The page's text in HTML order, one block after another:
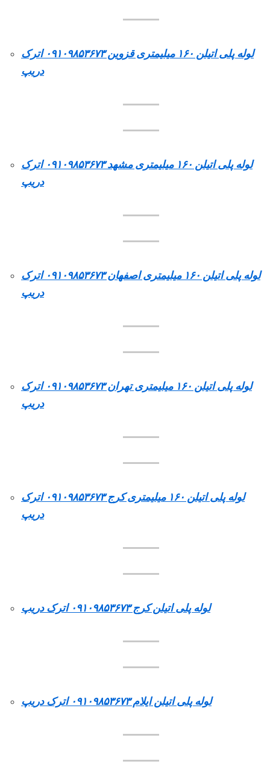
لوله پلی اتیلن ۱۶۰ میلیمتری قزوین ۰۹۱۰۹۸۵۳۶۷۳ اترک
دریپ
لوله پلی اتیلن ۱۶۰ میلیمتری مشهد ۰۹۱۰۹۸۵۳۶۷۳ اترک
دریپ
لوله پلی اتیلن ۱۶۰ میلیمتری اصفهان ۰۹۱۰۹۸۵۳۶۷۳ اترک
دریپ
لوله پلی اتیلن ۱۶۰ میلیمتری تهران ۰۹۱۰۹۸۵۳۶۷۳ اترک
دریپ
لوله پلی اتیلن ۱۶۰ میلیمتری کرج ۰۹۱۰۹۸۵۳۶۷۳ اترک
دریپ
لوله پلی اتیلن کرج ۰۹۱۰۹۸۵۳۶۷۳ اترک دریپ
لوله پلی اتیلن ایلام ۰۹۱۰۹۸۵۳۶۷۳ اترک دریپ